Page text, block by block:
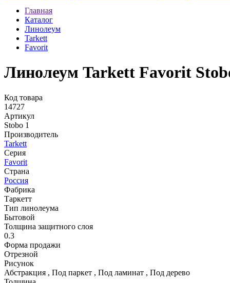
Главная
Каталог
Линолеум
Tarkett
Favorit
Линолеум Tarkett Favorit
Код товара
14727
Артикул
Stobo 1
Производитель
Tarkett
Серия
Favorit
Страна
Россия
Фабрика
Таркетт
Тип линолеума
Бытовой
Толщина защитного слоя
0.3
Форма продажи
Отрезной
Рисунок
Абстракция , Под паркет , Под ламинат , Под дерево